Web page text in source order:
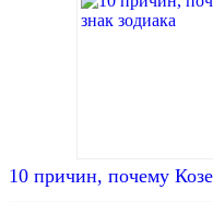
10 причин, почему